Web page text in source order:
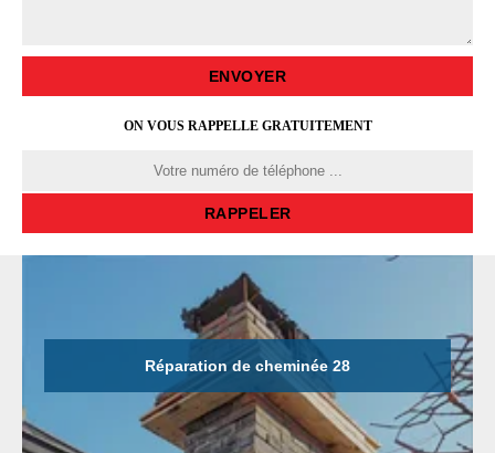
ON VOUS RAPPELLE GRATUITEMENT
Réparation de cheminée 28